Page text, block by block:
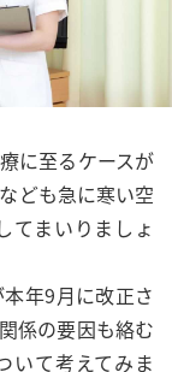
に至るケースが
ども急に寒い空
てまいりましょ
年9月に改正さ
係の要因も絡む
いて考えてみま